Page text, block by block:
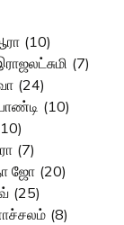
(10)
(7)
(24)
(10)
(7)
ஜோ (20)
(25)
(8)